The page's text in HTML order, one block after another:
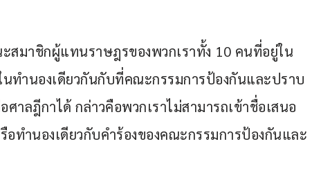
สมาชิกผู้แทนราษฎรของพวกเราทั้ง 10 คนที่อยู่ใน
นทำนองเดียวกันกับที่คณะกรรมการป้องกันและปราบ
าลฎีกาได้ กล่าวคือพวกเราไม่สามารถเข้าชื่อเสนอ
ำนองเดียวกับคำร้องของคณะกรรมการป้องกันและ